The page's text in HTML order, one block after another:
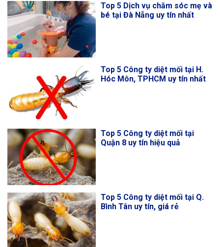
Top 5 Dịch vụ chăm sóc mẹ và
bé tại Đà Nẵng uy tín nhất
Top 5 Công ty diệt mối tại H.
Hóc Môn, TPHCM uy tín nhất
Top 5 Công ty diệt mối tại
Quận 8 uy tín hiệu quả
Top 5 Công ty diệt mối tại Q.
Bình Tân uy tín, giá rẻ